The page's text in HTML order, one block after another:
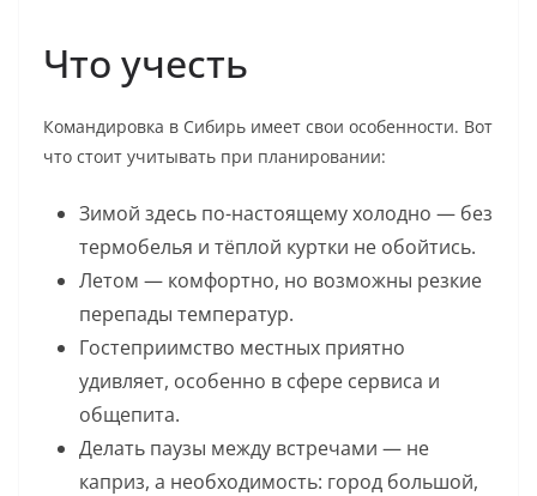
Что учесть
Командировка в Сибирь имеет свои особенности. Вот
что стоит учитывать при планировании:
Зимой здесь по-настоящему холодно — без
термобелья и тёплой куртки не обойтись.
Летом — комфортно, но возможны резкие
перепады температур.
Гостеприимство местных приятно
удивляет, особенно в сфере сервиса и
общепита.
Делать паузы между встречами — не
каприз, а необходимость: город большой,